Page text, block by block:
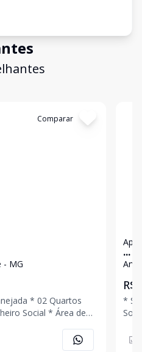
Comparar
- MG
Quartos
Social * Área de
...
R$
* Sala
Social * Área de Serviço * 01